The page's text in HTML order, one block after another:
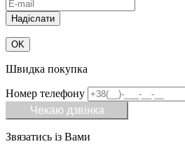
OK
Швидка покупка
Номер телефону
Чекаю дзвінка
Звязатись із Вами